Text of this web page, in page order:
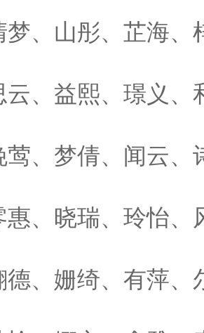
梦、山彤、芷海、
云、益熙、璟义、
莺、梦倩、闻云、
惠、晓瑞、玲怡、
德、姗绮、有萍、